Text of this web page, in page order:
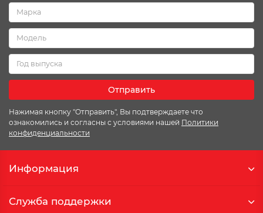
Отправить
Нажимая кнопку "Отправить", Вы подтверждаете что
ознакомились и согласны с условиями нашей Политики
конфиденциальности
Информация
Служба поддержки